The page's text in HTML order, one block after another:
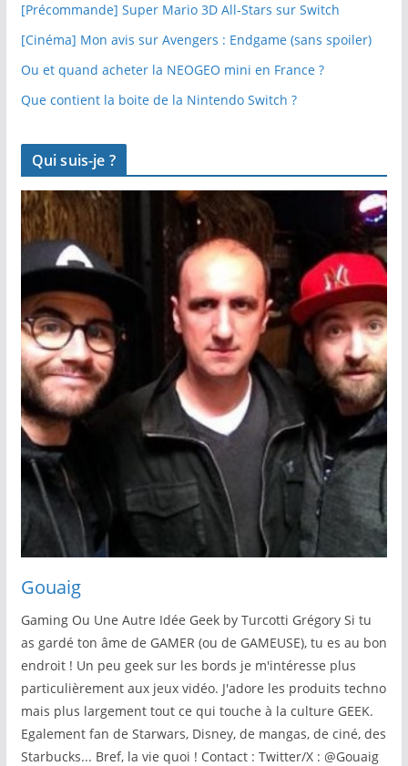
[Précommande] Super Mario 3D All-Stars sur Switch
[Cinéma] Mon avis sur Avengers : Endgame (sans spoiler)
Ou et quand acheter la NEOGEO mini en France ?
Que contient la boite de la Nintendo Switch ?
Qui suis-je ?
Gouaig
Gaming Ou Une Autre Idée Geek by Turcotti Grégory Si tu
as gardé ton âme de GAMER (ou de GAMEUSE), tu es au bon
endroit ! Un peu geek sur les bords je m'intéresse plus
particulièrement aux jeux vidéo. J'adore les produits techno
mais plus largement tout ce qui touche à la culture GEEK.
Egalement fan de Starwars, Disney, de mangas, de ciné, des
Starbucks... Bref, la vie quoi ! Contact : Twitter/X : @Gouaig